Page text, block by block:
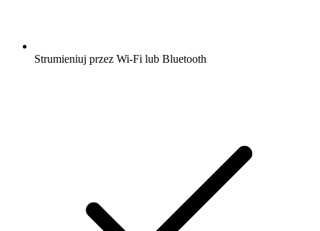
Strumieniuj przez Wi-Fi lub Bluetooth